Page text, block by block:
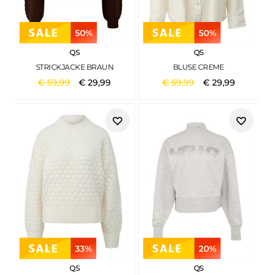
50%
QS
STRICKJACKE BRAUN
€59,99 €29,99
50%
QS
BLUSE CREME
€59,99 € 29,99
33%
QS
20%
QS